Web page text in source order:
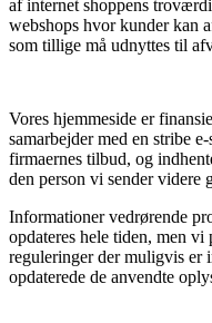
af internet shoppens
webshops hvor kunder kan
som tillige må udnyttes til
Vores hjemmeside er
samarbejder med en stribe
firmaernes tilbud, og
den person vi sender videre
Informationer vedrørende
opdateres hele tiden, men vi
reguleringer der muligvis er
opdaterede de anvendte